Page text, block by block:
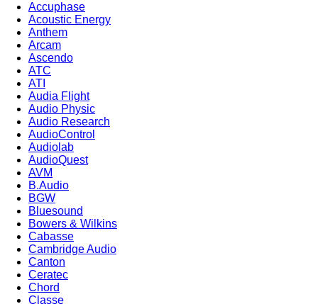
Accuphase
Acoustic Energy
Anthem
Arcam
Ascendo
ATC
ATI
Audia Flight
Audio Physic
Audio Research
AudioControl
Audiolab
AudioQuest
AVM
B.Audio
BGW
Bluesound
Bowers & Wilkins
Cabasse
Cambridge Audio
Canton
Ceratec
Chord
Classe